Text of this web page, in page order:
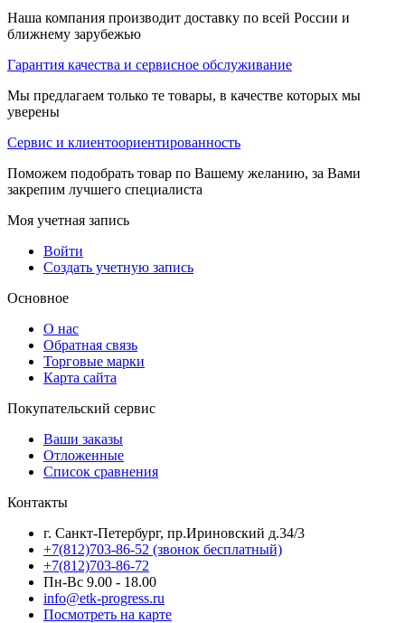
Наша компания производит доставку по всей России и
ближнему зарубежью
Гарантия качества и сервисное обслуживание
Мы предлагаем только те товары, в качестве которых мы
уверены
Сервис и клиентоориентированность
Поможем подобрать товар по Вашему желанию, за Вами
закрепим лучшего специалиста
Моя учетная запись
Войти
Создать учетную запись
Основное
О нас
Обратная связь
Торговые марки
Карта сайта
Покупательский сервис
Ваши заказы
Отложенные
Список сравнения
Контакты
г. Санкт-Петербург, пр.Ириновский д.34/3
+7(812)703-86-52 (звонок бесплатный)
+7(812)703-86-72
Пн-Вс 9.00 - 18.00
info@etk-progress.ru
Посмотреть на карте